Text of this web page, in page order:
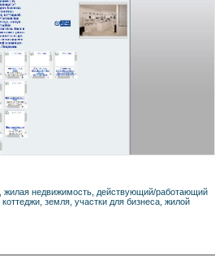
жилая недвижимость, действующий/работающий
земля, участки для бизнеса, жилой